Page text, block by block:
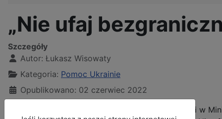
„Nie ufaj
Szczegóły
Autor: Łukasz Wisowaty
Kategoria: Pomoc Ukrainie
Opublikowano: 02 czerwiec 2022
Departament Spraw Międzynarodowych i Migracji w